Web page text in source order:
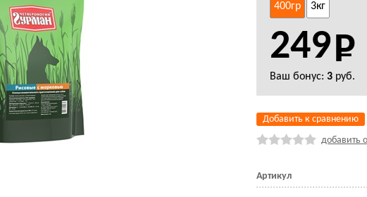
400гр 3кг
249
Ваш бонус: 3руб.
Добавить к сравнению
добавить
Артикул